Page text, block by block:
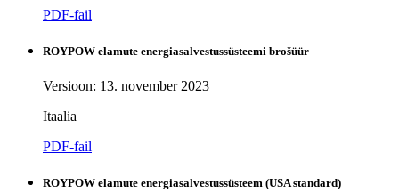
PDF-fail
ROYPOW elamute energiasalvestussüsteemi brošüür
Versioon: 13. november 2023
Itaalia
PDF-fail
ROYPOW elamute energiasalvestussüsteem (USA standard)